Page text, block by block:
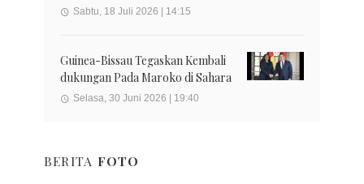
Sabtu, 18 Juli 2026 | 14:15
Guinea-Bissau Tegaskan Kembali
dukungan Pada Maroko di Sahara
Selasa, 30 Juni 2026 | 19:40
BERITA FOTO